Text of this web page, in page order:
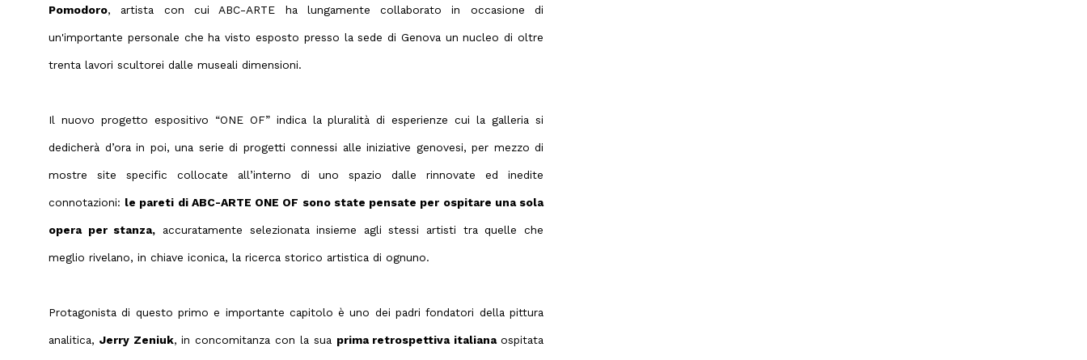
Pomodoro, artista con cui ABC-ARTE ha lungamente collaborato in occasione di
un'importante personale che ha visto esposto presso la sede di Genova un nucleo di oltre
trenta lavori scultorei dalle museali dimensioni.
Il nuovo progetto espositivo “ONE OF” indica la pluralità di esperienze cui la galleria si
dedicherà d’ora in poi, una serie di progetti connessi alle iniziative genovesi, per mezzo di
mostre site specific collocate all’interno di uno spazio dalle rinnovate ed inedite
connotazioni: le pareti di ABC-ARTE ONE OF sono state pensate per ospitare una sola
opera per stanza, accuratamente selezionata insieme agli stessi artisti tra quelle che
meglio rivelano, in chiave iconica, la ricerca storico artistica di ognuno.
Protagonista di questo primo e importante capitolo è uno dei padri fondatori della pittura
analitica, Jerry Zeniuk, in concomitanza con la sua prima retrospettiva italianaospitata